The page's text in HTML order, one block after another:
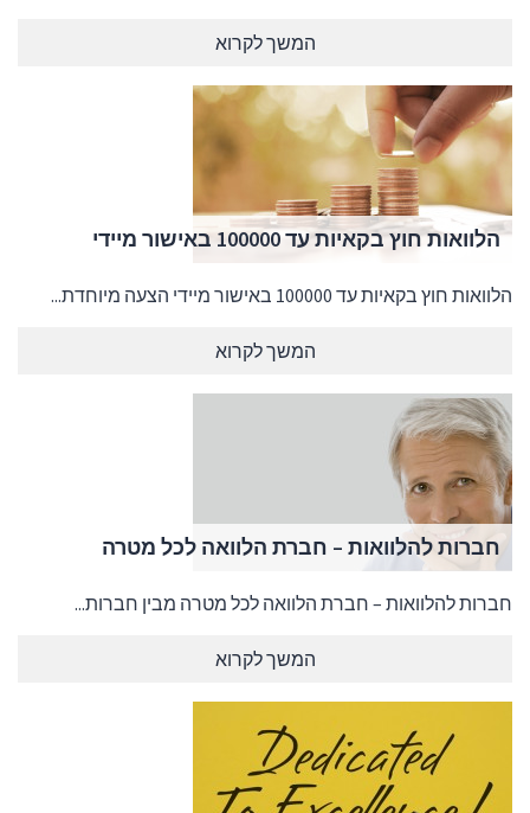
המשך לקרוא
הלוואות חוץ בקאיות עד 100000 באישור מיידי
הלוואות חוץ בקאיות עד 100000 באישור מיידי הצעה מיוחדת...
המשך לקרוא
חברות להלוואות – חברת הלוואה לכל מטרה
חברות להלוואות – חברת הלוואה לכל מטרה מבין חברות...
המשך לקרוא